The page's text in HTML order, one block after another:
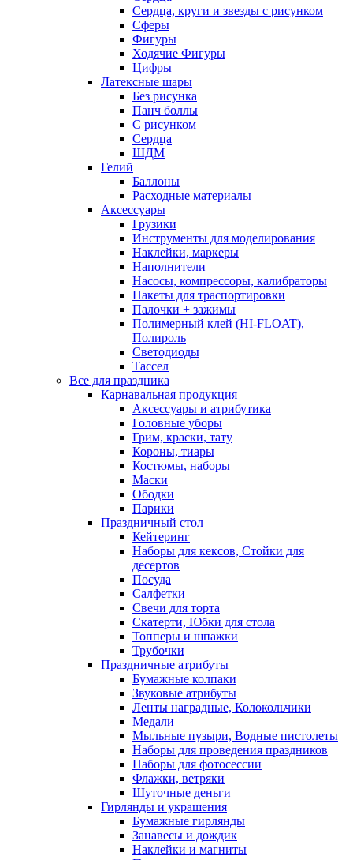
Сердца, круги и звезды с рисунком
Сферы
Фигуры
Ходячие Фигуры
Цифры
Латексные шары
Без рисунка
Панч боллы
С рисунком
Сердца
ШДМ
Гелий
Баллоны
Расходные материалы
Аксессуары
Грузики
Инструменты для моделирования
Наклейки, маркеры
Наполнители
Насосы, компрессоры, калибраторы
Пакеты для траспортировки
Палочки + зажимы
Полимерный клей (HI-FLOAT),
Полироль
Светодиоды
Тассел
Все для праздника
Карнавальная продукция
Аксессуары и атрибутика
Головные уборы
Грим, краски, тату
Короны, тиары
Костюмы, наборы
Маски
Ободки
Парики
Праздничный стол
Кейтеринг
Наборы для кексов, Стойки для
десертов
Посуда
Салфетки
Свечи для торта
Скатерти, Юбки для стола
Топперы и шпажки
Трубочки
Праздничные атрибуты
Бумажные колпаки
Звуковые атрибуты
Ленты наградные, Колокольчики
Медали
Мыльные пузыри, Водные пистолеты
Наборы для проведения праздников
Наборы для фотосессии
Флажки, ветряки
Шуточные деньги
Гирлянды и украшения
Бумажные гирлянды
Занавесы и дождик
Наклейки и магниты